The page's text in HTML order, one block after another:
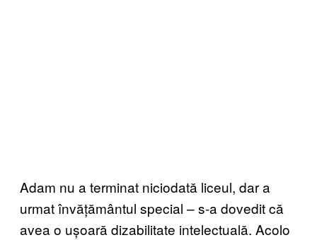
Adam nu a terminat niciodată liceul, dar a
urmat învățământul special – s-a dovedit că
avea o ușoară dizabilitate intelectuală. Acolo